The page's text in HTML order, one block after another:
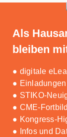
Als
bleiben
● digitale
●
● STIKO-
● CME-
● Kongress-
● Infos und